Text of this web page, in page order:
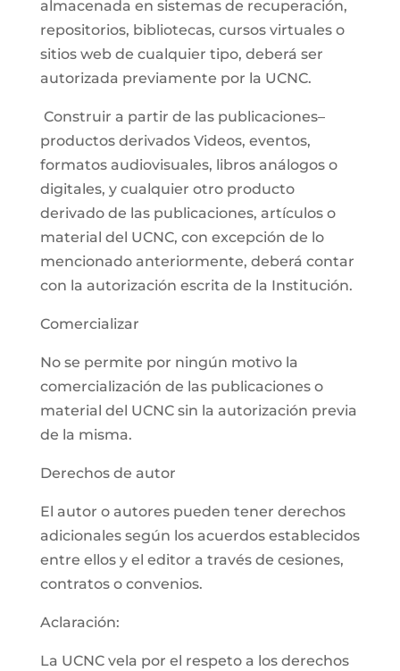
almacenada en sistemas de recuperación,
repositorios, bibliotecas, cursos virtuales o
sitios web de cualquier tipo, deberá ser
autorizada previamente por la UCNC.
Construir a partir de las publicaciones–
productos derivados Videos, eventos,
formatos audiovisuales, libros análogos o
digitales, y cualquier otro producto
derivado de las publicaciones, artículos o
material del UCNC, con excepción de lo
mencionado anteriormente, deberá contar
con la autorización escrita de la Institución.
Comercializar
No se permite por ningún motivo la
comercialización de las publicaciones o
material del UCNC sin la autorización previa
de la misma.
Derechos de autor
El autor o autores pueden tener derechos
adicionales según los acuerdos establecidos
entre ellos y el editor a través de cesiones,
contratos o convenios.
Aclaración:
La UCNC vela por el respeto a los derechos